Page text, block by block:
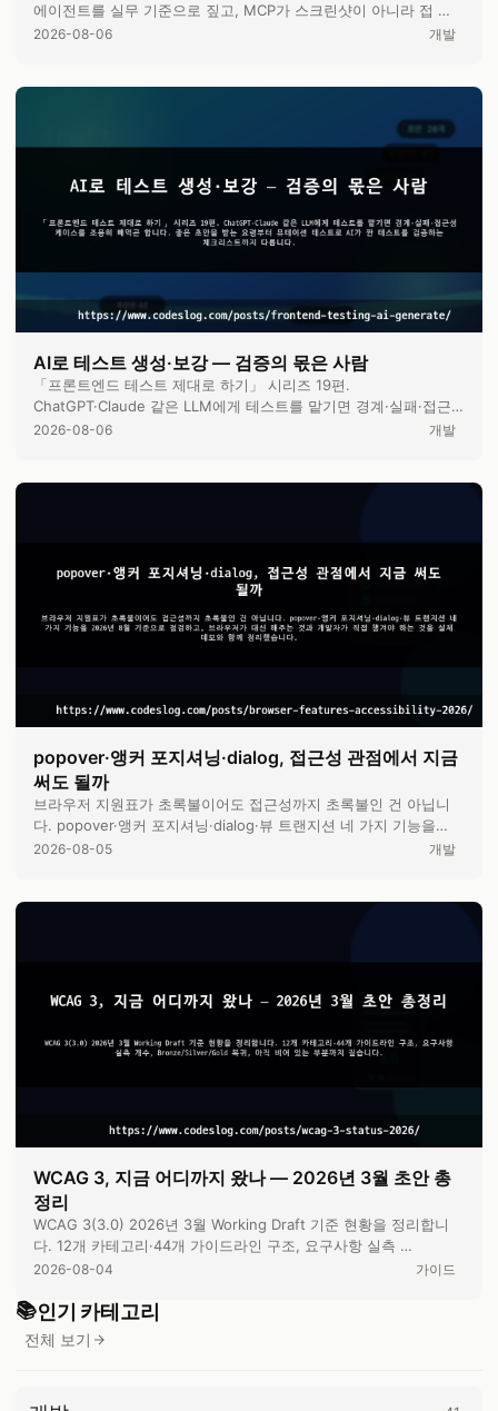
에이전트를 실무 기준으로 짚고, MCP가 스크린샷이 아니라 접 …
2026-08-06 개발
AI로 테스트 생성·보강 — 검증의 몫은 사람
「프론트엔드 테스트 제대로 하기」 시리즈 19편.
ChatGPT·Claude 같은 LLM에게 테스트를 맡기면 경계·실패·접근
성 케이스를 조용히 …
2026-08-06 개발
popover·앵커 포지셔닝·dialog, 접근성 관점에서 지금
써도 될까
브라우저 지원표가 초록불이어도 접근성까지 초록불인 건 아닙니
다. popover·앵커 포지셔닝·dialog·뷰 트랜지션 네 가지 기능을
2026 …
2026-08-05 개발
WCAG 3, 지금 어디까지 왔나 — 2026년 3월 초안 총
정리
WCAG 3(3.0) 2026년 3월 Working Draft 기준 현황을 정리합니
다. 12개 카테고리·44개 가이드라인 구조, 요구사항 실측 …
2026-08-04 가이드
📚인기 카테고리
전체 보기
카테고리